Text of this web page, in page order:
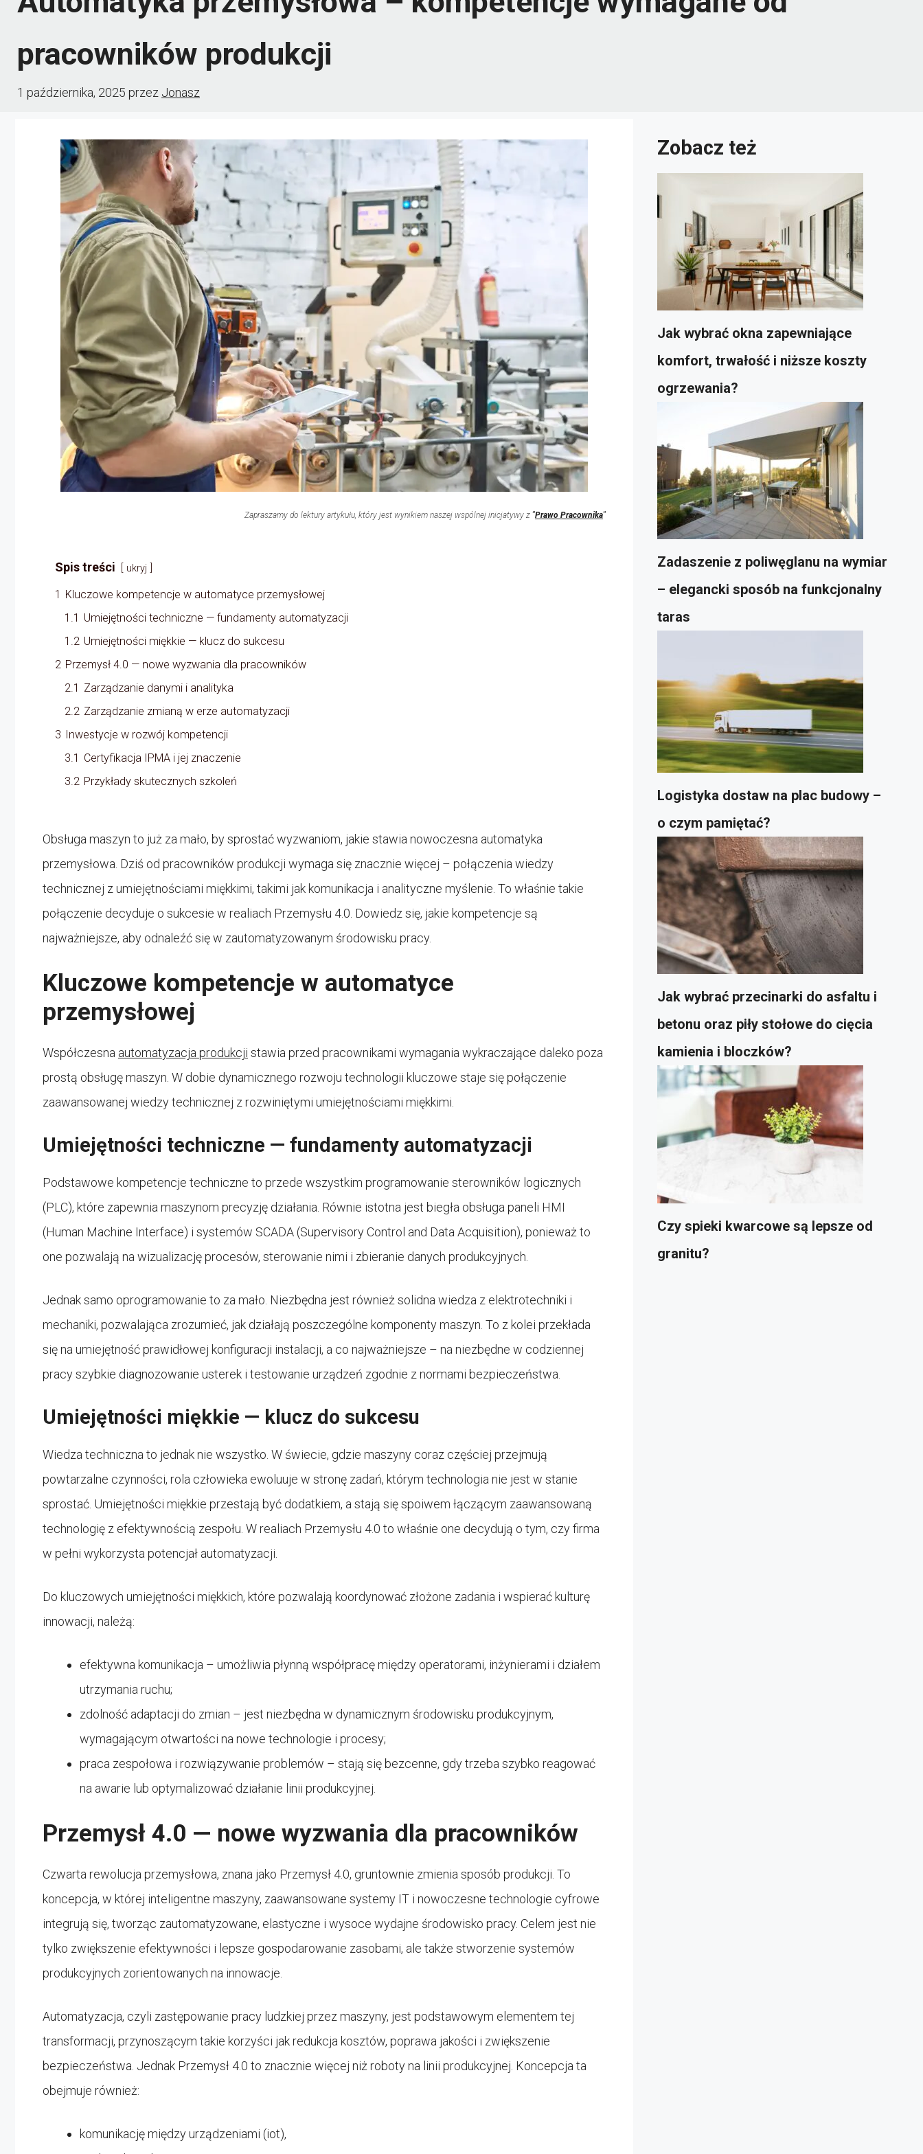
pracowników produkcji
1 października, 2025 przez Jonasz
Zapraszamy do lektury artykułu, który jest wynikiem naszej wspólnej inicjatywy z "Prawo Pracownika"
Spis treści ukryj
1 Kluczowe kompetencje w automatyce przemysłowej
1.1 Umiejętności techniczne — fundamenty automatyzacji
1.2 Umiejętności miękkie — klucz do sukcesu
2 Przemysł 4.0 — nowe wyzwania dla pracowników
2.1 Zarządzanie danymi i analityka
2.2 Zarządzanie zmianą w erze automatyzacji
3 Inwestycje w rozwój kompetencji
3.1 Certyfikacja IPMA i jej znaczenie
3.2 Przykłady skutecznych szkoleń
Obsługa maszyn to już za mało, by sprostać wyzwaniom, jakie stawia nowoczesna automatyka
przemysłowa. Dziś od pracowników produkcji wymaga się znacznie więcej – połączenia wiedzy
technicznej z umiejętnościami miękkimi, takimi jak komunikacja i analityczne myślenie. To właśnie takie
połączenie decyduje o sukcesie w realiach Przemysłu 4.0. Dowiedz się, jakie kompetencje są
najważniejsze, aby odnaleźć się w zautomatyzowanym środowisku pracy.
Kluczowe kompetencje w automatyce
przemysłowej
Współczesna automatyzacja produkcji stawia przed pracownikami wymagania wykraczające daleko poza
prostą obsługę maszyn. W dobie dynamicznego rozwoju technologii kluczowe staje się połączenie
zaawansowanej wiedzy technicznej z rozwiniętymi umiejętnościami miękkimi.
Umiejętności techniczne — fundamenty automatyzacji
Podstawowe kompetencje techniczne to przede wszystkim programowanie sterowników logicznych
(PLC), które zapewnia maszynom precyzję działania. Równie istotna jest biegła obsługa paneli HMI
(Human Machine Interface) i systemów SCADA (Supervisory Control and Data Acquisition), ponieważ to
one pozwalają na wizualizację procesów, sterowanie nimi i zbieranie danych produkcyjnych.
Jednak samo oprogramowanie to za mało. Niezbędna jest również solidna wiedza z elektrotechniki i
mechaniki, pozwalająca zrozumieć, jak działają poszczególne komponenty maszyn. To z kolei przekłada
się na umiejętność prawidłowej konfiguracji instalacji, a co najważniejsze – na niezbędne w codziennej
pracy szybkie diagnozowanie usterek i testowanie urządzeń zgodnie z normami bezpieczeństwa.
Umiejętności miękkie — klucz do sukcesu
Wiedza techniczna to jednak nie wszystko. W świecie, gdzie maszyny coraz częściej przejmują
powtarzalne czynności, rola człowieka ewoluuje w stronę zadań, którym technologia nie jest w stanie
sprostać. Umiejętności miękkie przestają być dodatkiem, a stają się spoiwem łączącym zaawansowaną
technologię z efektywnością zespołu. W realiach Przemysłu 4.0 to właśnie one decydują o tym, czy firma
w pełni wykorzysta potencjał automatyzacji.
Do kluczowych umiejętności miękkich, które pozwalają koordynować złożone zadania i wspierać kulturę
innowacji, należą:
efektywna komunikacja – umożliwia płynną współpracę między operatorami, inżynierami i działem
utrzymania ruchu;
zdolność adaptacji do zmian – jest niezbędna w dynamicznym środowisku produkcyjnym,
wymagającym otwartości na nowe technologie i procesy;
praca zespołowa i rozwiązywanie problemów – stają się bezcenne, gdy trzeba szybko reagować
na awarie lub optymalizować działanie linii produkcyjnej.
Przemysł 4.0 — nowe wyzwania dla pracowników
Czwarta rewolucja przemysłowa, znana jako Przemysł 4.0, gruntownie zmienia sposób produkcji. To
koncepcja, w której inteligentne maszyny, zaawansowane systemy IT i nowoczesne technologie cyfrowe
integrują się, tworząc zautomatyzowane, elastyczne i wysoce wydajne środowisko pracy. Celem jest nie
tylko zwiększenie efektywności i lepsze gospodarowanie zasobami, ale także stworzenie systemów
produkcyjnych zorientowanych na innowacje.
Automatyzacja, czyli zastępowanie pracy ludzkiej przez maszyny, jest podstawowym elementem tej
transformacji, przynoszącym takie korzyści jak redukcja kosztów, poprawa jakości i zwiększenie
bezpieczeństwa. Jednak Przemysł 4.0 to znacznie więcej niż roboty na linii produkcyjnej. Koncepcja ta
obejmuje również:
komunikację między urządzeniami (iot),
Zobacz też
Jak wybrać okna zapewniające
komfort, trwałość i niższe koszty
ogrzewania?
Zadaszenie z poliwęglanu na wymiar
– elegancki sposób na funkcjonalny
taras
Logistyka dostaw na plac budowy –
o czym pamiętać?
Jak wybrać przecinarki do asfaltu i
betonu oraz piły stołowe do cięcia
kamienia i bloczków?
Czy spieki kwarcowe są lepsze od
granitu?